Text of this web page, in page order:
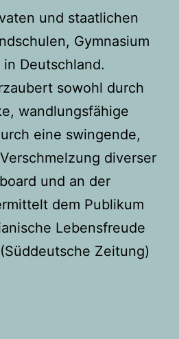
und staatlichen
Gymnasium
Deutschland.
sowohl durch
wandlungsfähige
eine swingende,
diverser
und an der
dem Publikum
Lebensfreude
Zeitung)